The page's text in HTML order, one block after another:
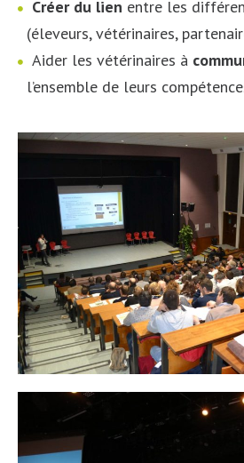
Créer du lien entre les
(éleveurs, vétérinaires,
Aider les vétérinaires à
l’ensemble de leurs